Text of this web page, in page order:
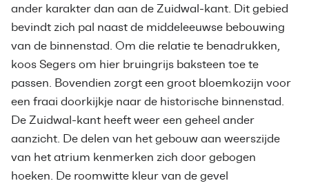
ander karakter dan aan de Zuidwal-kant. Dit gebied
bevindt zich pal naast de middeleeuwse bebouwing
van de binnenstad. Om die relatie te benadrukken,
koos Segers om hier bruingrijs baksteen toe te
passen. Bovendien zorgt een groot bloemkozijn voor
een fraai doorkijkje naar de historische binnenstad.
De Zuidwal-kant heeft weer een geheel ander
aanzicht. De delen van het gebouw aan weerszijde
van het atrium kenmerken zich door gebogen
hoeken. De roomwitte kleur van de gevel